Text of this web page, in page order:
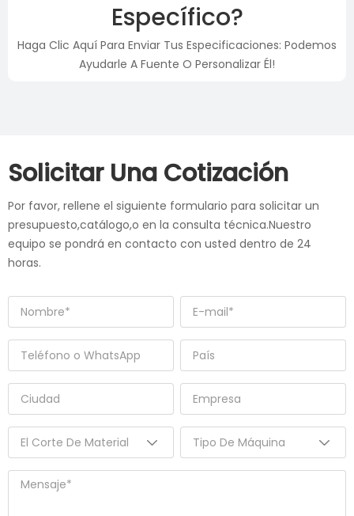
Específico?
Haga Clic Aquí Para Enviar Tus Especificaciones: Podemos
Ayudarle A Fuente O Personalizar Él!
Solicitar Una Cotización
Por favor, rellene el siguiente formulario para solicitar un
presupuesto,catálogo,o en la consulta técnica.Nuestro
equipo se pondrá en contacto con usted dentro de 24
horas.